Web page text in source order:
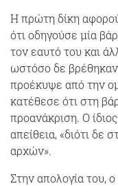
Η πρώτη δίκη
ότι οδηγούσε μία
τον εαυτό του και
ωστόσο δε
προέκυψε από την
κατέθεσε ότι στη
προανάκριση. Ο
απείθεια, «διότι
αρχών».
Στην απολογία του,